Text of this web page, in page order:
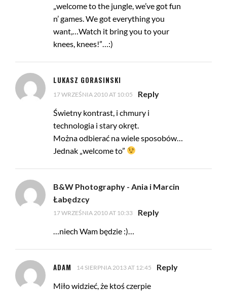
„welcome to the jungle, we’ve got fun
n’ games. We got everything you
want,…Watch it bring you to your
knees, knees!”…:)
LUKASZ GORASINSKI
17 WRZEŚNIA 2010 AT 10:05
Reply
Świetny kontrast, i chmury i
technologia i stary okręt.
Można odbierać na wiele sposobów…
Jednak „welcome to”
B&W Photography - Ania i Marcin
Łabędzcy
17 WRZEŚNIA 2010 AT 10:33
Reply
…niech Wam będzie :)…
ADAM 14 SIERPNIA 2013 AT 12:45
Reply
Miło widzieć, że ktoś czerpie